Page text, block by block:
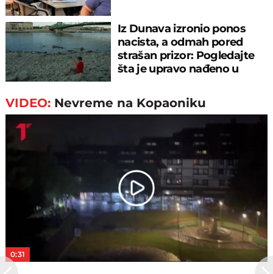
Iz Dunava izronio ponos
nacista, a odmah pored
strašan prizor: Pogledajte
šta je upravo nađeno u
VIDEO: Nevreme na Kopaoniku
Play
Video
0:31